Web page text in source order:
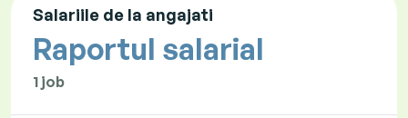
Salariile de la angajati
Raportul salarial
1 job